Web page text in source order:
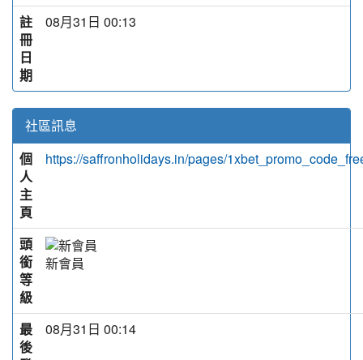
註
冊
日
期
08月31日 00:13
社區訊息
個
人
主
頁
https://saffronholidays.in/pages/
頭
銜
等
級
新會員
最
後
08月31日 00:14